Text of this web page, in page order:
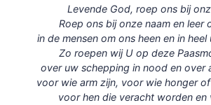
Levende God, roep ons bij
Roep ons bij onze naam en leer
in de mensen om ons heen en in
Zo roepen wij U op deze
over uw schepping in nood en over
voor wie arm zijn, voor wie honger
voor hen die veracht worden en